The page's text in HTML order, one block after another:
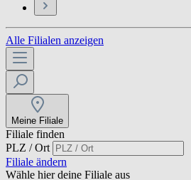
Alle Filialen anzeigen
Meine Filiale
Filiale finden
PLZ / Ort
Filiale ändern
Wähle hier deine Filiale aus